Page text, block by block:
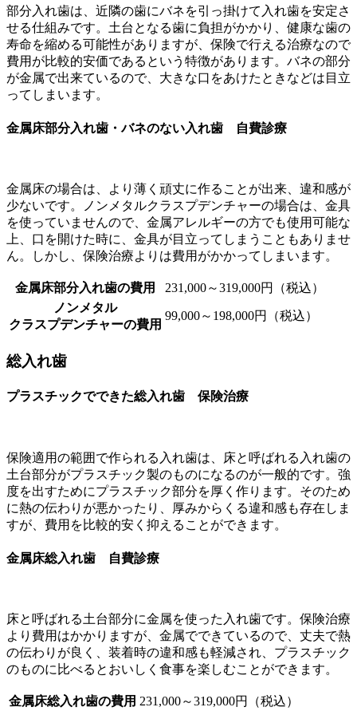
部分入れ歯は、近隣の歯にバネを引っ掛けて入れ歯を安定さ
せる仕組みです。土台となる歯に負担がかかり、健康な歯の
寿命を縮める可能性がありますが、保険で行える治療なので
費用が比較的安価であるという特徴があります。バネの部分
が金属で出来ているので、大きな口をあけたときなどは目立
ってしまいます。
金属床部分入れ歯・バネのない入れ歯 自費診療
金属床の場合は、より薄く頑丈に作ることが出来、違和感が
少ないです。ノンメタルクラスプデンチャーの場合は、金具
を使っていませんので、金属アレルギーの方でも使用可能な
上、口を開けた時に、金具が目立ってしまうこともありませ
ん。しかし、保険治療よりは費用がかかってしまいます。
金属床部分入れ歯の費用
231,000～319,000円（税込）
ノンメタル
クラスプデンチャーの費用
99,000～198,000円（税込）
総入れ歯
プラスチックでできた総入れ歯 保険治療
保険適用の範囲で作られる入れ歯は、床と呼ばれる入れ歯の
土台部分がプラスチック製のものになるのが一般的です。強
度を出すためにプラスチック部分を厚く作ります。そのため
に熱の伝わりが悪かったり、厚みからくる違和感も存在しま
すが、費用を比較的安く抑えることができます。
金属床総入れ歯 自費診療
床と呼ばれる土台部分に金属を使った入れ歯です。保険治療
より費用はかかりますが、金属でできているので、丈夫で熱
の伝わりが良く、装着時の違和感も軽減され、プラスチック
のものに比べるとおいしく食事を楽しむことができます。
金属床総入れ歯の費用 231,000～319,000円（税込）